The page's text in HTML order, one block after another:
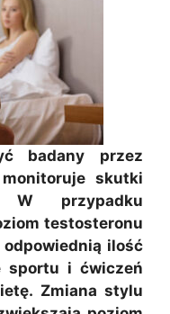
badany przez
skutki
W przypadku
testosteronu
ilość
sportu i ćwiczeń
Zmiana stylu